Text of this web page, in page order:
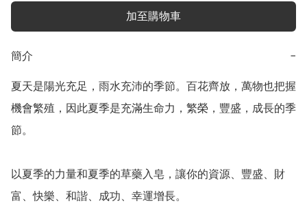
加至購物車
簡介 −
夏天是陽光充足，雨水充沛的季節。百花齊放，萬物也把握
機會繁殖，因此夏季是充‬滿生命力，繁榮，豐盛，成長的季
節。
以夏季的力量和夏季的草藥入皂，讓你的資源、豐盛、財
富、快樂、和諧、成功、幸‬運增長。